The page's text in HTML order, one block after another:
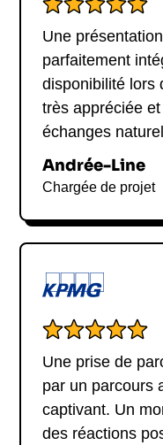
Si vous cherchez
vie sous-marine et
l'environnement,
excellent choix.
Une
parfaitement
disponibilité lors
très appréciée
échanges
Andrée-Line
Chargée de projet
Une prise de
par un parcours
captivant. Un
des réactions